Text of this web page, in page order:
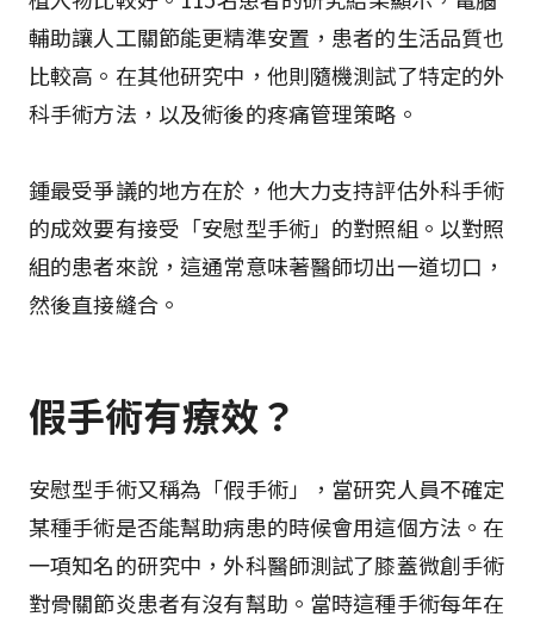
輔助讓人工關節能更精準安置，患者的生活品質也
比較高。在其他研究中，他則隨機測試了特定的外
科手術方法，以及術後的疼痛管理策略。
鍾最受爭議的地方在於，他大力支持評估外科手術
的成效要有接受「安慰型手術」的對照組。以對照
組的患者來說，這通常意味著醫師切出一道切口，
然後直接縫合。
假手術有療效？
安慰型手術又稱為「假手術」，當研究人員不確定
某種手術是否能幫助病患的時候會用這個方法。在
一項知名的研究中，外科醫師測試了膝蓋微創手術
對骨關節炎患者有沒有幫助。當時這種手術每年在